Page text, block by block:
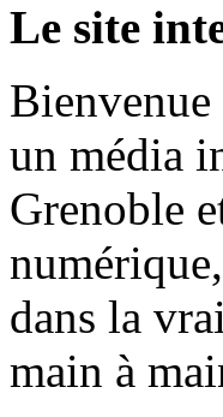
Le site
Bienvenue
un média
Grenoble
dans la
main à